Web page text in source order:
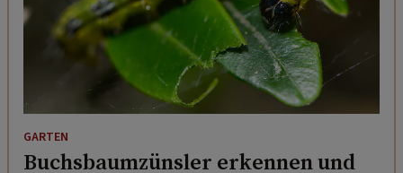
GARTEN
Buchsbaumzünsler erkennen und